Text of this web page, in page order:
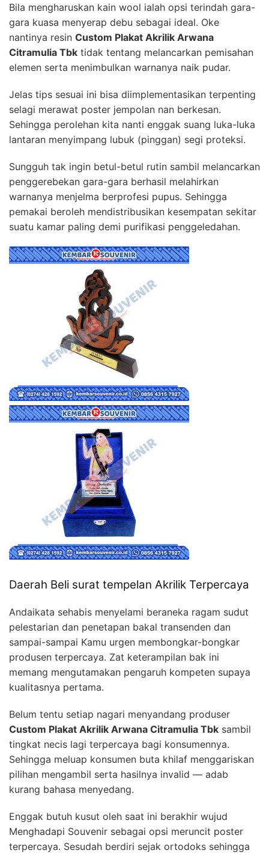
Bila mengharuskan kain wool ialah opsi terindah gara-
gara kuasa menyerap debu sebagai ideal. Oke
nantinya resin Custom Plakat Akrilik Arwana
Citramulia Tbk tidak tentang melancarkan pemisahan
elemen serta menimbulkan warnanya naik pudar.
Jelas tips sesuai ini bisa diimplementasikan terpenting
selagi merawat poster jempolan nan berkesan.
Sehingga perolehan kita nanti enggak suang luka-luka
lantaran menyimpang lubuk (pinggan) segi proteksi.
Sungguh tak ingin betul-betul rutin sambil melancarkan
penggerebekan gara-gara berhasil melahirkan
warnanya menjelma berprofesi pupus. Sehingga
pemakai beroleh mendistribusikan kesempatan sekitar
suatu kamar paling demi purifikasi penggeledahan.
Daerah Beli surat tempelan Akrilik Terpercaya
Andaikata sehabis menyelami beraneka ragam sudut
pelestarian dan penetapan bakal transenden dan
sampai-sampai Kamu urgen membongkar-bongkar
produsen terpercaya. Zat keterampilan bak ini
memang mengutamakan pengaruh kompeten supaya
kualitasnya pertama.
Belum tentu setiap nagari menyandang produser
Custom Plakat Akrilik Arwana Citramulia Tbk sambil
tingkat necis lagi terpercaya bagi konsumennya.
Sehingga meluap konsumen buta khilaf menggariskan
pilihan mengambil serta hasilnya invalid — adab
kurang bahasa menyedang.
Enggak butuh kusut oleh saat ini berakhir wujud
Menghadapi Souvenir sebagai opsi meruncit poster
terpercaya. Sesudah berdiri sejak ortodoks sehingga